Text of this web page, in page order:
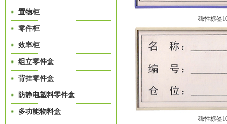
置物柜
零件柜
效率柜
组立零件盒
背挂零件盒
防静电塑料零件盒
多功能物料盒
磁性标签
磁性标签